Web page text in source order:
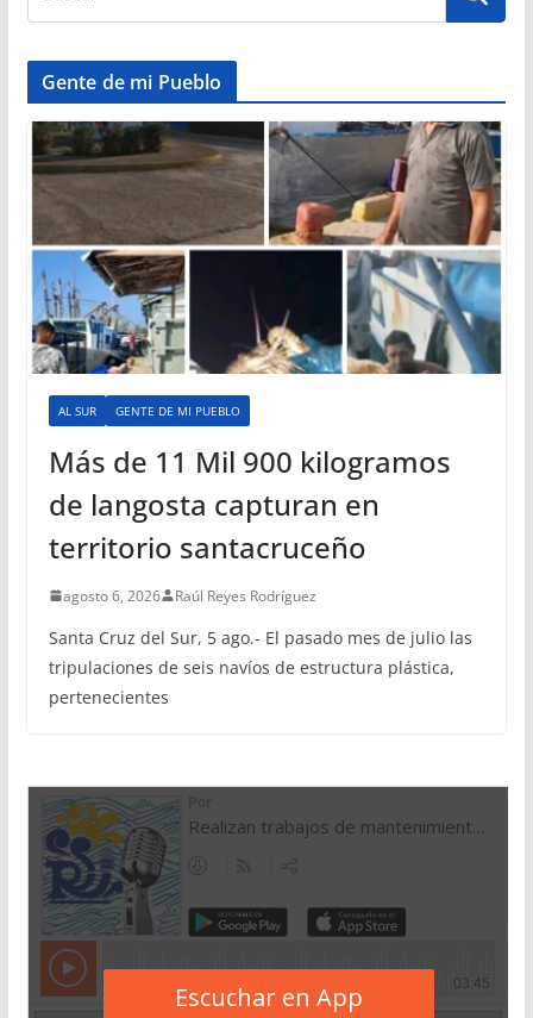
Gente de mi Pueblo
AL SUR GENTE DE MI PUEBLO
Más de 11 Mil 900 kilogramos
de langosta capturan en
territorio santacruceño
agosto 6, 2026 Raúl Reyes Rodríguez
Santa Cruz del Sur, 5 ago.- El pasado mes de julio las
tripulaciones de seis navíos de estructura plástica,
pertenecientes